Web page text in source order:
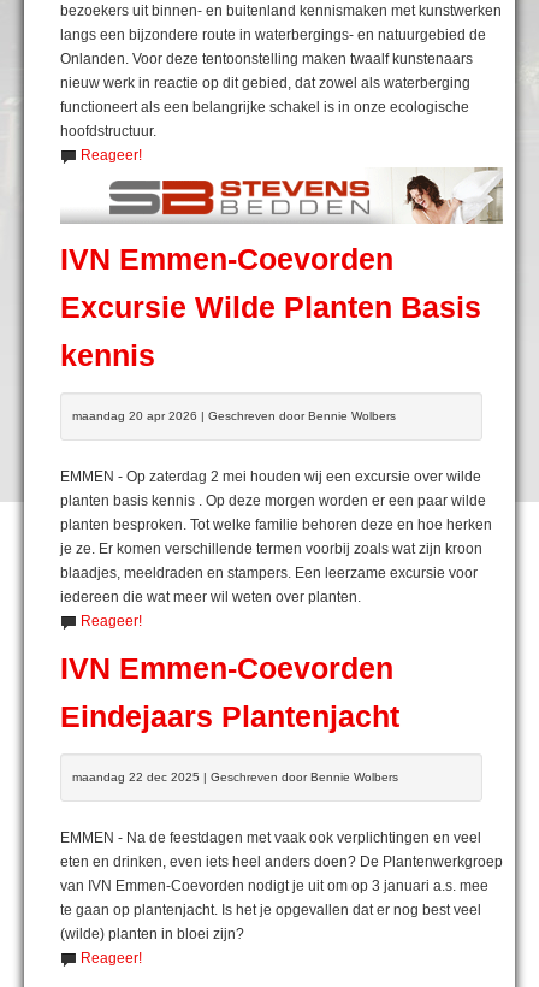
bezoekers uit binnen- en buitenland kennismaken met kunstwerken
langs een bijzondere route in waterbergings- en natuurgebied de
Onlanden. Voor deze tentoonstelling maken twaalf kunstenaars
nieuw werk in reactie op dit gebied, dat zowel als waterberging
functioneert als een belangrijke schakel is in onze ecologische
hoofdstructuur.
Reageer!
IVN Emmen-Coevorden
Excursie Wilde Planten Basis
kennis
maandag 20 apr 2026 | Geschreven door Bennie Wolbers
EMMEN - Op zaterdag 2 mei houden wij een excursie over wilde
planten basis kennis . Op deze morgen worden er een paar wilde
planten besproken. Tot welke familie behoren deze en hoe herken
je ze. Er komen verschillende termen voorbij zoals wat zijn kroon
blaadjes, meeldraden en stampers. Een leerzame excursie voor
iedereen die wat meer wil weten over planten.
Reageer!
IVN Emmen-Coevorden
Eindejaars Plantenjacht
maandag 22 dec 2025 | Geschreven door Bennie Wolbers
EMMEN - Na de feestdagen met vaak ook verplichtingen en veel
eten en drinken, even iets heel anders doen? De Plantenwerkgroep
van IVN Emmen-Coevorden nodigt je uit om op 3 januari a.s. mee
te gaan op plantenjacht. Is het je opgevallen dat er nog best veel
(wilde) planten in bloei zijn?
Reageer!